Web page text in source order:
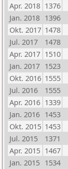
Apr. 2018 1376
Jan. 2018 1396
Okt. 2017 1478
Jul. 2017
1478
Apr. 2017 1510
Jan. 2017 1523
Okt. 2016 1555
Jul. 2016
1555
Apr. 2016 1339
Jan. 2016 1453
Okt. 2015 1453
Jul. 2015
1371
Apr. 2015 1467
Jan. 2015 1534